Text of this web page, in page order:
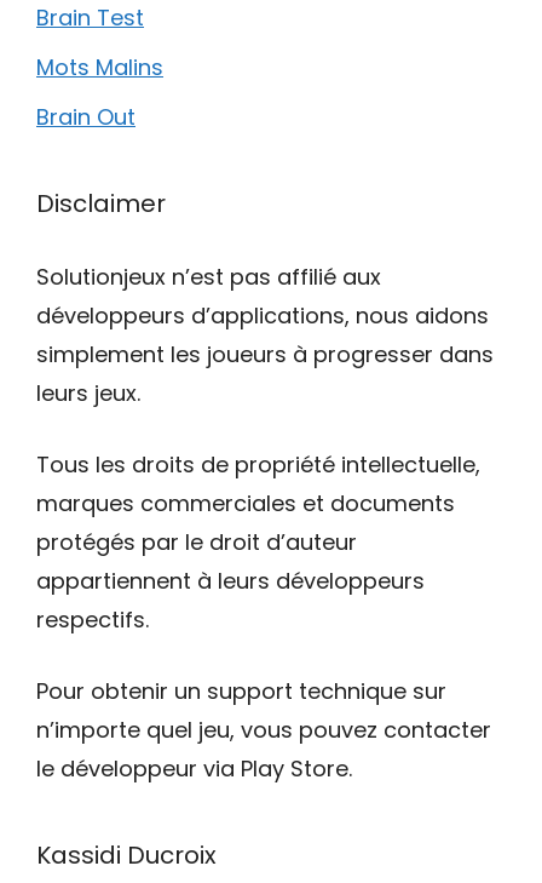
Brain Test
Mots Malins
Brain Out
Disclaimer
Solutionjeux n’est pas affilié aux
développeurs d’applications, nous aidons
simplement les joueurs à progresser dans
leurs jeux.
Tous les droits de propriété intellectuelle,
marques commerciales et documents
protégés par le droit d’auteur
appartiennent à leurs développeurs
respectifs.
Pour obtenir un support technique sur
n’importe quel jeu, vous pouvez contacter
le développeur via Play Store.
Kassidi Ducroix